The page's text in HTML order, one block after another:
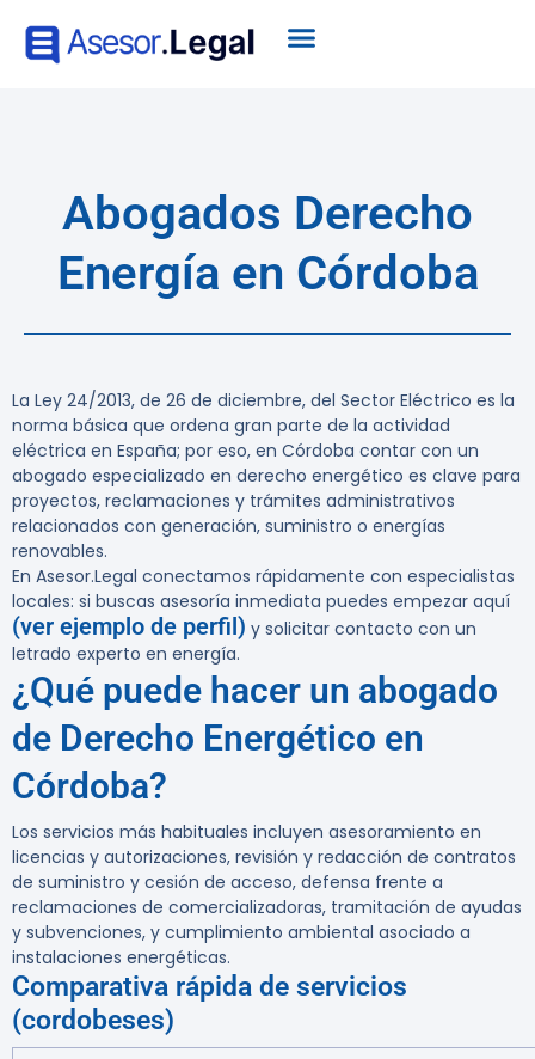
Abogados Derecho
Energía en Córdoba
La Ley 24/2013, de 26 de diciembre, del Sector Eléctrico es la
norma básica que ordena gran parte de la actividad
eléctrica en España; por eso, en Córdoba contar con un
abogado especializado en derecho energético es clave para
proyectos, reclamaciones y trámites administrativos
relacionados con generación, suministro o energías
renovables.
En Asesor.Legal conectamos rápidamente con especialistas
locales: si buscas asesoría inmediata puedes empezar aquí
(ver ejemplo de perfil) y solicitar contacto con un
letrado experto en energía.
¿Qué puede hacer un abogado
de Derecho Energético en
Córdoba?
Los servicios más habituales incluyen asesoramiento en
licencias y autorizaciones, revisión y redacción de contratos
de suministro y cesión de acceso, defensa frente a
reclamaciones de comercializadoras, tramitación de ayudas
y subvenciones, y cumplimiento ambiental asociado a
instalaciones energéticas.
Comparativa rápida de servicios
(cordobeses)